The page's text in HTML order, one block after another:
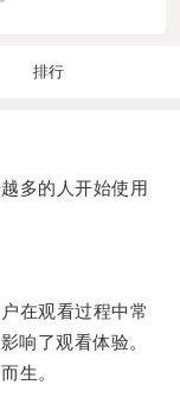
排行
多的人开始使用
在观看过程中常
响了观看体验。
生。